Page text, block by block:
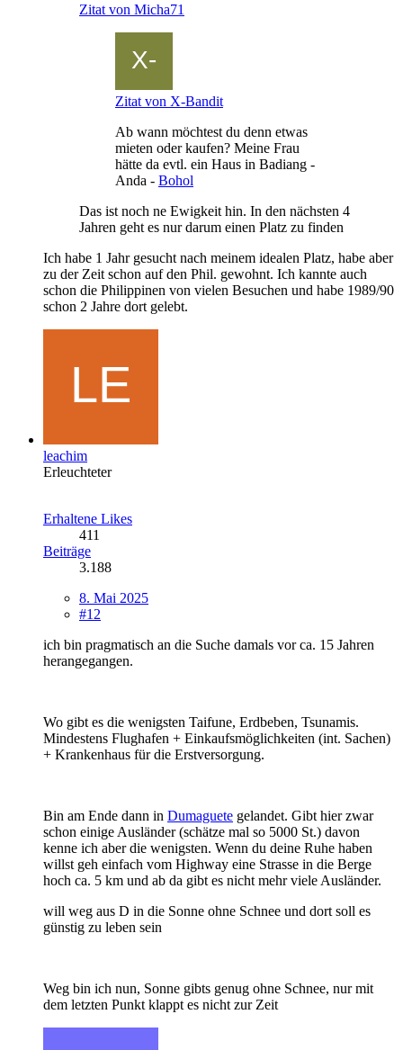
Zitat von Micha71
Zitat von X-Bandit
Ab wann möchtest du denn etwas
mieten oder kaufen? Meine Frau
hätte da evtl. ein Haus in Badiang -
Anda - Bohol
Das ist noch ne Ewigkeit hin. In den nächsten 4
Jahren geht es nur darum einen Platz zu finden
Ich habe 1 Jahr gesucht nach meinem idealen Platz, habe aber
zu der Zeit schon auf den Phil. gewohnt. Ich kannte auch
schon die Philippinen von vielen Besuchen und habe 1989/90
schon 2 Jahre dort gelebt.
leachim
Erleuchteter
Erhaltene Likes
411
Beiträge
3.188
8. Mai 2025
#12
ich bin pragmatisch an die Suche damals vor ca. 15 Jahren
herangegangen.
Wo gibt es die wenigsten Taifune, Erdbeben, Tsunamis.
Mindestens Flughafen + Einkaufsmöglichkeiten (int. Sachen)
+ Krankenhaus für die Erstversorgung.
Bin am Ende dann in Dumaguete gelandet. Gibt hier zwar
schon einige Ausländer (schätze mal so 5000 St.) davon
kenne ich aber die wenigsten. Wenn du deine Ruhe haben
willst geh einfach vom Highway eine Strasse in die Berge
hoch ca. 5 km und ab da gibt es nicht mehr viele Ausländer.
will weg aus D in die Sonne ohne Schnee und dort soll es
günstig zu leben sein
Weg bin ich nun, Sonne gibts genug ohne Schnee, nur mit
dem letzten Punkt klappt es nicht zur Zeit